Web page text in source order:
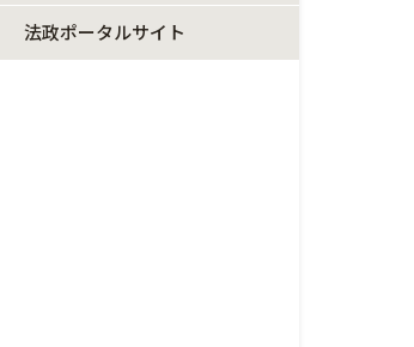
法政ポータルサイト